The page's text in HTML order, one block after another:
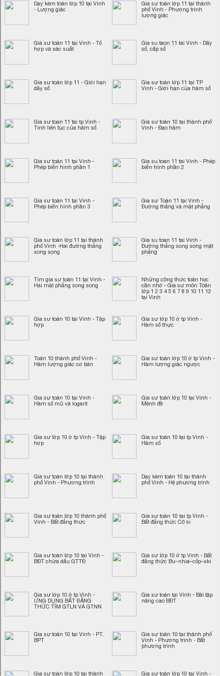
Dạy kèm toán lớp 10 tại Vinh
- Lượng giác
Gia sư toán lớp 11 tại thành
phố Vinh - Phương trình
lượng giác
Gia sư toán 11 tại Vinh - Tổ
hợp và xác suất
Gia su taon 11 tai Vinh - Dãy
số, cấp số
Gia sư toán lớp 11 - Giới hạn
dãy số
Gia sư toán lớp 11 tại TP
Vinh - Giới hạn của hàm số
Gia sư toan 11 tai tp Vinh -
Tính liên tục của hàm số
Gia sư toán 10 tại thành phố
Vinh - Đạo hàm
Gia sư toán 11 tại Vinh -
Phép biến hình phần 1
Gia su toan 11 tai Vinh - Phép
biến hình phần 2
Gia sư toán 11 tại Vinh -
Phép biến hình phần 3
Gia sư Toán 11 tại Vinh -
Đường thẳng và mặt phẳng
Gia sư toán lớp 11 tại thành
phố Vinh -Hai đường thẳng
song song
Gia su toan 11 tai Vinh -
Đường thẳng song song mặt
phẳng
Tìm gia sư toán 11 tại Vinh -
Hai mặt phẳng song song
Những công thức toán học
cần nhớ - Gia sư môn Toán
lớp 1 2 3 4 5 6 7 8 9 10 11 12
tại Vinh
Gia sư toán 10 tại Vinh - Tập
hợp
Gia sư lớp 10 ở tp Vinh -
Hàm số thực
Toán 10 thành phố Vinh -
Hàm lượng giác cơ bản
Gia sư toán lớp 10 ở tp Vinh -
Hàm lượng giác ngược
Gia sư toán 10 tại Vinh -
Hàm số mũ và logarit
Gia sư toán lớp 10 tại Vinh -
Mệnh đề
Gia sư lớp 10 ở tp Vinh - Tập
hợp
Gia sư toán 10 tại tp Vinh -
Hàm số
Gia sư toán lớp 10 tại thành
phố Vinh - Phương trình
Dạy kèm toán 10 tại thành
phố Vinh - Hệ phương trình
Gia sư toán lớp 10 thành phố
Vinh - Bất đẳng thức
Gia sư toán 10 tại tp Vinh -
Bất đẳng thức Cô si
Gia sư toán lớp 10 tại Vinh -
BĐT chứa dấu GTTĐ
Gia sư lớp 10 ở tp Vinh - Bất
đẳng thức Bu–nhia–cốp–xki
Gia sư lớp 10 ở tp Vinh -
ỨNG DỤNG BẤT ĐẲNG
THỨC TÌM GTLN VÀ GTNN
Gia sư toán tại Vinh - Bài tập
nâng cao BĐT
Gia sư toán 10 tại Vinh - PT,
BPT
Gia sư toán 10 tại thành phố
Vinh - Phương trình - Bất
phương trình
Gia sư toán lớp 10 tại thành Gia sư toán lớp 10 tại Vinh -